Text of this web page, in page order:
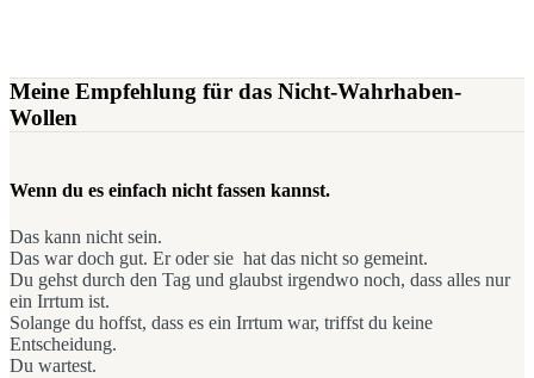
Meine Empfehlung für das Nicht-Wahrhaben-
Wollen
Wenn du es einfach nicht fassen kannst.
Das kann nicht sein.
Das war doch gut. Er oder sie hat das nicht so gemeint.
Du gehst durch den Tag und glaubst irgendwo noch, dass alles nur
ein Irrtum ist.
Solange du hoffst, dass es ein Irrtum war, triffst du keine
Entscheidung.
Du wartest.